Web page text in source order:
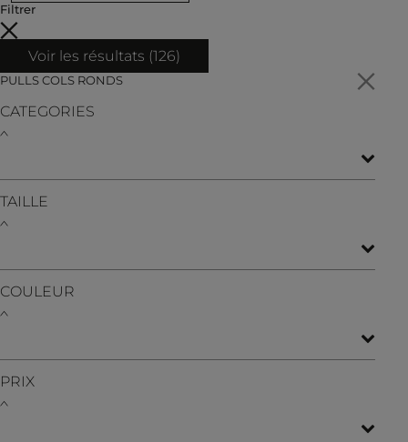
Filtrer
Voir les résultats (126)
PULLS COLS RONDS
CATEGORIES
TAILLE
COULEUR
PRIX